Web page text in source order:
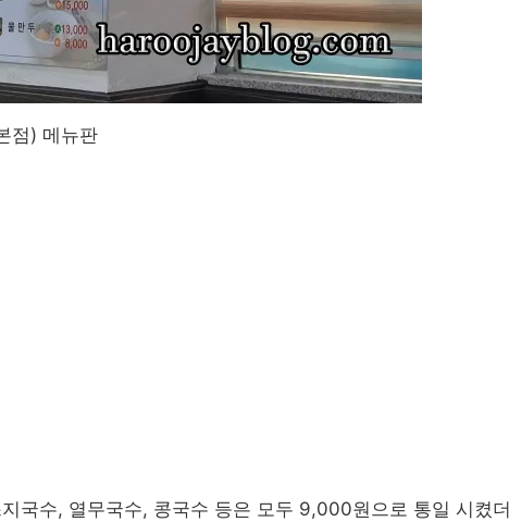
점) 메뉴판
국수, 열무국수, 콩국수 등은 모두 9,000원으로 통일 시켰더